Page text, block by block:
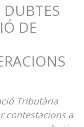
DUBTES
DE
Tributària
contestacions a